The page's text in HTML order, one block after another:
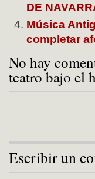
DE
Música
completar
No hay
teatro bajo el
Escribir un